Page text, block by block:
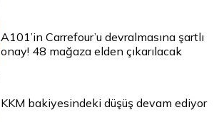
A101’in Carrefour’u devralmasına şartlı
onay! 48 mağaza elden çıkarılacak
KKM bakiyesindeki düşüş devam ediyor